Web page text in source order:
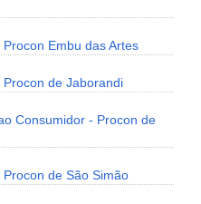
Embu das Artes
de Jaborandi
Consumidor - Procon de
de São Simão